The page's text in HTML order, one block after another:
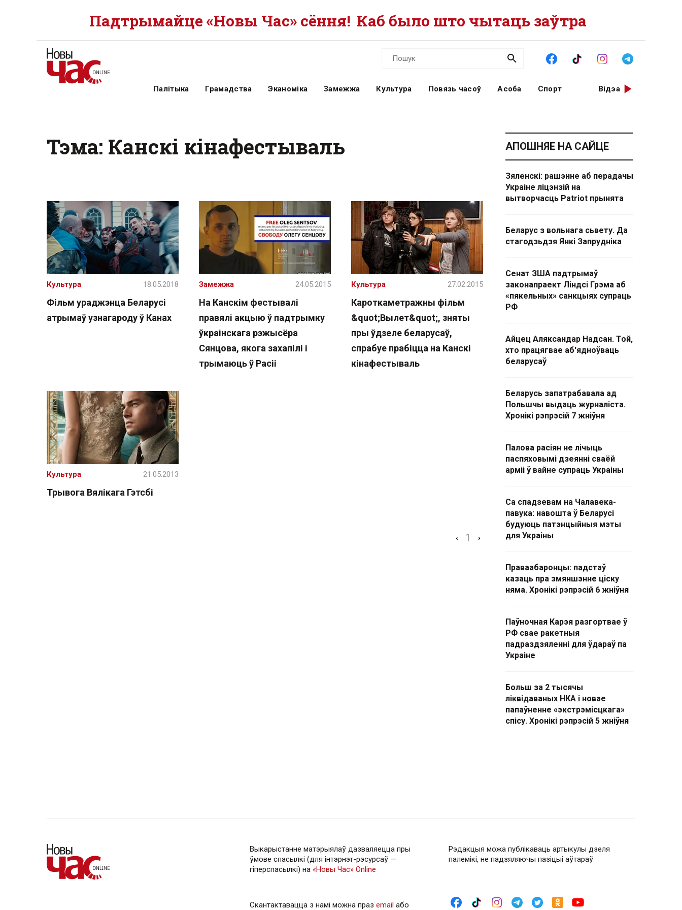
Падтрымайце «Новы Час» сёння! Каб было што чытаць заўтра
Палітыка Грамадства Эканоміка Замежжа Культура Повязь часоў Асоба Спорт Відэа
Тэма: Канскі кінафестываль
Фільм ураджэнца Беларусі
атрымаў узнагароду ў Канах
Культура 18.05.2018
На Канскім фестывалі
правялі акцыю ў падтрымку
ўкраінскага рэжысёра
Сянцова, якога захапілі і
трымаюць ў Расіі
Замежжа 24.05.2015
Кароткаметражны фільм
&quot;Вылет&quot;, зняты
пры ўдзеле беларусаў,
спрабуе прабіцца на Канскі
кінафестываль
Культура 27.02.2015
Трывога Вялікага Гэтсбі
Культура 21.05.2013
‹ 1 ›
АПОШНЯЕ НА САЙЦЕ
Зяленскі: рашэнне аб перадачы
Украіне ліцэнзій на
вытворчасць Patriot прынята
Беларус з вольнага сьвету. Да
стагодзьдзя Янкі Запрудніка
Сенат ЗША падтрымаў
законапраект Ліндсі Грэма аб
«пякельных» санкцыях супраць
РФ
Айцец Аляксандар Надсан. Той,
хто працягвае аб'ядноўваць
беларусаў
Беларусь запатрабавала ад
Польшчы выдаць журналіста.
Хронікі рэпрэсій 7 жніўня
Палова расіян не лічыць
паспяховымі дзеянні сваёй
арміі ў вайне супраць Украіны
Са спадзевам на Чалавека-
павука: навошта ў Беларусі
будуюць патэнцыйныя мэты
для Украіны
Праваабаронцы: падстаў
казаць пра змяншэнне ціску
няма. Хронікі рэпрэсій 6 жніўня
Паўночная Карэя разгортвае ў
РФ свае ракетныя
падраздзяленні для ўдараў па
Украіне
Больш за 2 тысячы
ліквідаваных НКА і новае
папаўненне «экстрэмісцкага»
спісу. Хронікі рэпрэсій 5 жніўня
Выкарыстанне матэрыялаў дазваляецца пры
ўмове спасылкі (для інтэрнэт-рэсурсаў —
гiперспасылкi) на «Новы Час» Online
Скантактавацца з намі можна праз email або
Рэдакцыя можа публікаваць артыкулы дзеля
палемікі, не падзяляючы пазіцыі аўтараў